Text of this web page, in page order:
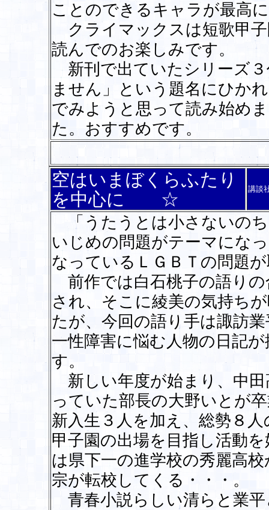
ことのできるキャラが最高
クライマックスは短歌甲
読んでのお楽しみです。
新刊で出ていたシリーズ
ません」という題名にひか
でみようと思って読み始め
た。おすすめです。
空はいまぼくらふたり
を中心に ☆
講談
「うたうとは小さないの
いじめの問題がテーマにな
なっているＬＧＢＴの問題
前作では白石桃子の語り
され、そこに綾美の気持ち
たが、今回の語り手は諏訪
一性障害に悩む人物の日記
す。
新しい年度が始まり、中
っていた部長の大野いとが
新入生３人を加え、総勢８
甲子園の出場を目指し活動
は県下一の進学校の秀麗高
宗が転校してくる・・・。
青春小説らしい清らと業